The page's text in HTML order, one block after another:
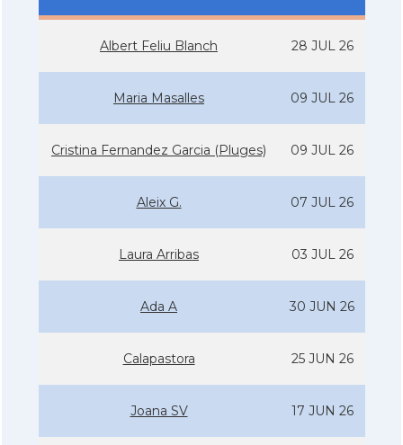
Albert Feliu Blanch 28 JUL 26
Maria Masalles 09 JUL 26
Cristina Fernandez Garcia (Pluges) 09 JUL 26
Aleix G. 07 JUL 26
Laura Arribas 03 JUL 26
Ada A 30 JUN 26
Calapastora 25 JUN 26
Joana SV 17 JUN 26